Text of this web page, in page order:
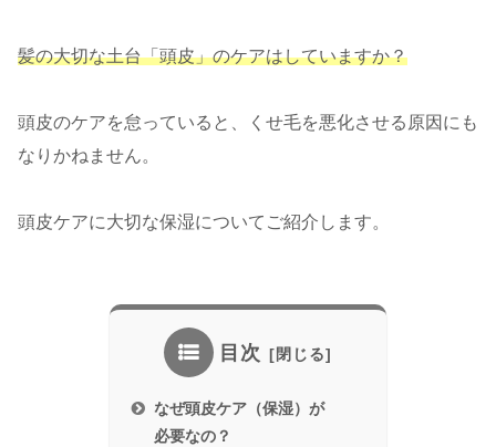
髪の大切な土台「頭皮」のケアはしていますか？
頭皮のケアを怠っていると、くせ毛を悪化させる原因にも
なりかねません。
頭皮ケアに大切な保湿についてご紹介します。
目次
なぜ頭皮ケア（保湿）が
必要なの？